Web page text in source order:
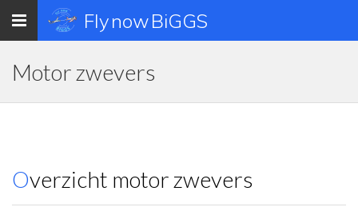
Toggle
navigation
Fly now BiGGS
Motor zwevers
Overzicht motor zwevers